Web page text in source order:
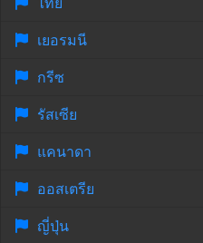
เยอรมนี
กรีซ
รัสเซีย
แคนาดา
ออสเตรีย
ญี่ปุ่น